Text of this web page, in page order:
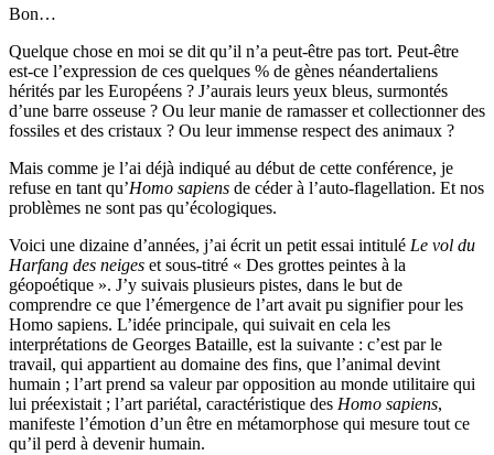
Bon…
Quelque chose en moi se dit qu’il n’a peut-être pas tort. Peut-être
est-ce l’expression de ces quelques % de gènes néandertaliens
hérités par les Européens ? J’aurais leurs yeux bleus, surmontés
d’une barre osseuse ? Ou leur manie de ramasser et collectionner des
fossiles et des cristaux ? Ou leur immense respect des animaux ?
Mais comme je l’ai déjà indiqué au début de cette conférence, je
refuse en tant qu’Homo sapiens de céder à l’auto-flagellation. Et nos
problèmes ne sont pas qu’écologiques.
Voici une dizaine d’années, j’ai écrit un petit essai intitulé Le vol du
Harfang des neiges et sous-titré « Des grottes peintes à la
géopoétique ». J’y suivais plusieurs pistes, dans le but de
comprendre ce que l’émergence de l’art avait pu signifier pour les
Homo sapiens. L’idée principale, qui suivait en cela les
interprétations de Georges Bataille, est la suivante : c’est par le
travail, qui appartient au domaine des fins, que l’animal devint
humain ; l’art prend sa valeur par opposition au monde utilitaire qui
lui préexistait ; l’art pariétal, caractéristique des Homo sapiens,
manifeste l’émotion d’un être en métamorphose qui mesure tout ce
qu’il perd à devenir humain.